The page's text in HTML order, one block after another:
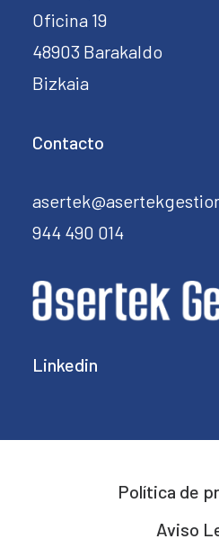
Linkedin
Oficina 19
48903 Barakaldo
Bizkaia
Contacto
944 490 014
Política de
Aviso